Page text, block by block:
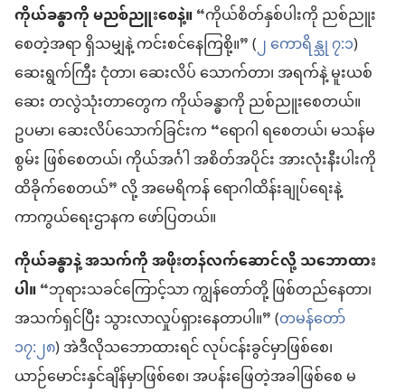
ကိုယ်ခန္ဓာကို မညစ်ညူးစေနဲ့။“ကိုယ်စိတ်နှစ်ပါးကို ညစ်ညူး
စေတဲ့အရာ ရှိသမျှနဲ့ ကင်းစင်နေကြစို့။” (၂ ကောရိန္သု ၇:၁)
ဆေးရွက်ကြီး ငုံတာ၊ ဆေးလိပ် သောက်တာ၊ အရက်နဲ့ မူးယစ်
ဆေး တလွဲသုံးတာတွေက ကိုယ်ခန္ဓာကို ညစ်ညူးစေတယ်။
ဥပမာ၊ ဆေးလိပ်သောက်ခြင်းက “ရောဂါ ရစေတယ်၊ မသန်မ
စွမ်း ဖြစ်စေတယ်၊ ကိုယ်အင်္ဂါ အစိတ်အပိုင်း အားလုံးနီးပါးကို
ထိခိုက်စေတယ်” လို့ အမေရိကန် ရောဂါထိန်းချုပ်ရေးနဲ့
ကာကွယ်ရေးဌာနက ဖော်ပြတယ်။
ကိုယ်ခန္ဓာနဲ့ အသက်ကို အဖိုးတန်လက်ဆောင်လို့ သဘောထား
ပါ။“ဘုရားသခင်ကြောင့်သာ ကျွန်တော်တို့ ဖြစ်တည်နေတာ၊
အသက်ရှင်ပြီး သွားလာလှုပ်ရှားနေတာပါ။” (တမန်တော်
၁၇:၂၈) အဲဒီလိုသဘောထားရင် လုပ်ငန်းခွင်မှာဖြစ်စေ၊
ယာဉ်မောင်းနှင်ချိန်မှာဖြစ်စေ၊ အပန်းဖြေတဲ့အခါဖြစ်စေ မ